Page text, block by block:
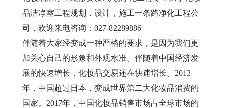
品洁净室工程规划，设计，施工一条路净化工程公
司，欢迎来电咨询：027-82289886
伴随着大家经变成一种严格的要求，是因为我们更
加关心自己的形象和外观水准。伴随着中国经济发
展的快速增长，化妆品交易还在快速增长。2013
年，中国超过日本，变成世界第二大化妆品消费的
国家。2017年，中国化妆品销售市场占全球市场的